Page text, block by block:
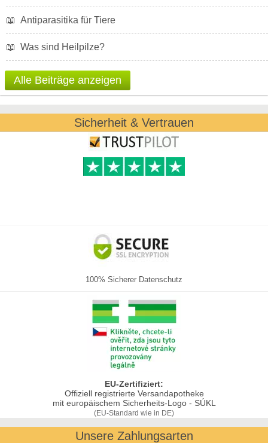
📖 Antiparasitika für Tiere
📖 Was sind Heilpilze?
Alle Beiträge anzeigen
Sicherheit & Vertrauen
100% Sicherer Datenschutz
EU-Zertifiziert:
Offiziell registrierte Versandapotheke
mit europäischem Sicherheits-Logo - SÚKL
(EU-Standard wie in DE)
Unsere Zahlungsarten